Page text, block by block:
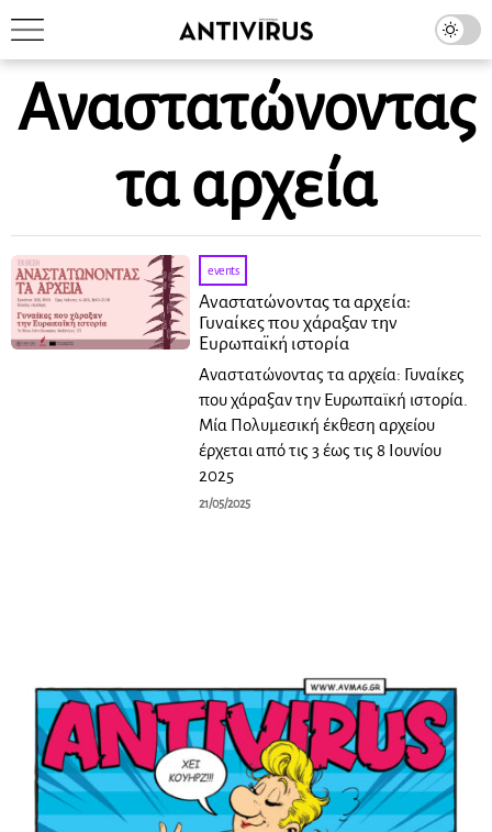
Αναστατώνοντας
τα αρχεία
events
Αναστατώνοντας τα αρχεία:
Γυναίκες που χάραξαν την
Ευρωπαϊκή ιστορία
Αναστατώνοντας τα αρχεία: Γυναίκες
που χάραξαν την Ευρωπαϊκή ιστορία.
Μία Πολυμεσική έκθεση αρχείου
έρχεται από τις 3 έως τις 8 Ιουνίου
2025
21/05/2025